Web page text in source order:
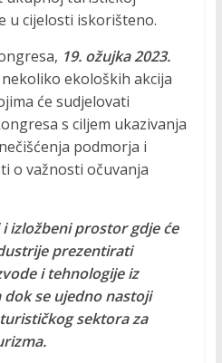
u cijelosti iskorišteno.
19. ožujka 2023.
ekoloških akcija
će sudjelovati
s ciljem ukazivanja
podmorja i
o važnosti očuvanja
izložbeni prostor gdje će
prezentirati
i tehnologije iz
se ujedno nastoji
sektora za